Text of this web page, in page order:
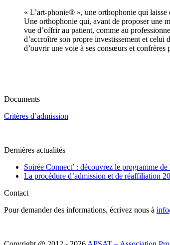
« L’art-phonie® », une orthophonie qui laisse
Une orthophonie qui, avant de proposer une
vue d’offrir au patient, comme au
d’accroître son propre investissement et
d’ouvrir une voie à ses consœurs et confrères
Documents
Critères d’admission
Dernières actualités
Soirée Connect’ : découvrez le programme
La procédure d’admission et de réaffiliation
Contact
Pour demander des informations, écrivez nous à